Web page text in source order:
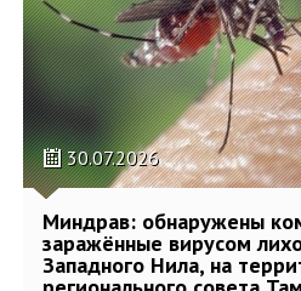
30.07.2026
Миндрав: обнаружены
заражённые вирусом
Западного Нила, на